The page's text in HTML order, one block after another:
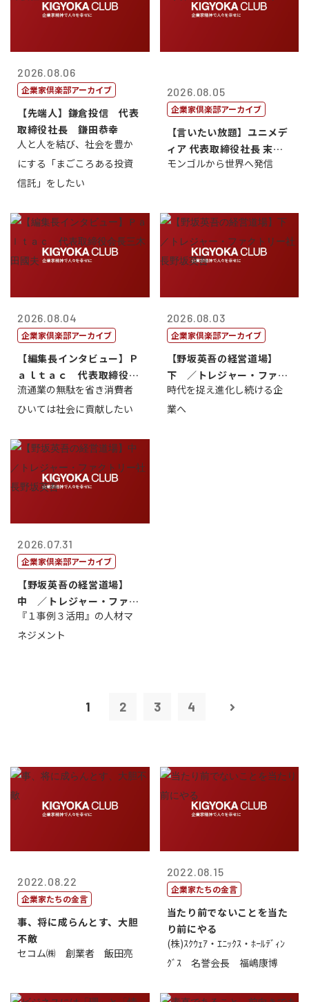
2026.08.06
企業家倶楽部アーカイブ
【先端人】鎌倉投信 代表
取締役社長 鎌田恭幸
人と人を結び、社会を豊か
にする「まごころある投資
信託」をしたい
2026.08.05
企業家倶楽部アーカイブ
【言いたい放題】ユニメデ
ィア 代表取締役社長 末田
真
モンゴルから世界へ発信
2026.08.04
企業家倶楽部アーカイブ
【編集長インタビュー】Ｐ
ａｌｔａｃ 代表取締役会
長三木田國夫
流通業の無駄を省き消費者
ひいては社会に貢献したい
2026.08.03
企業家倶楽部アーカイブ
【野坂英吾の経営道場】
下 ／トレジャー・ファク
トリー社長野坂...
時代を捉え進化し続ける企
業へ
2026.07.31
企業家倶楽部アーカイブ
【野坂英吾の経営道場】
中 ／トレジャー・ファク
トリー社長野坂...
『１事例３活用』の人材マ
ネジメント
1 2 3 4
2022.08.22
企業家たちの金言
事、将に成らんとす、大胆
不敵
セコム㈱ 創業者 飯田亮
2022.08.15
企業家たちの金言
当たり前でないことを当た
り前にやる
(株)ｽｸｳｪｱ・ｴﾆｯｸｽ・ﾎｰﾙﾃﾞｨﾝ
ｸﾞｽ 名誉会長 福嶋康博